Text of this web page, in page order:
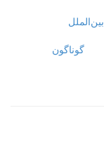
بین‌الملل
گوناگون